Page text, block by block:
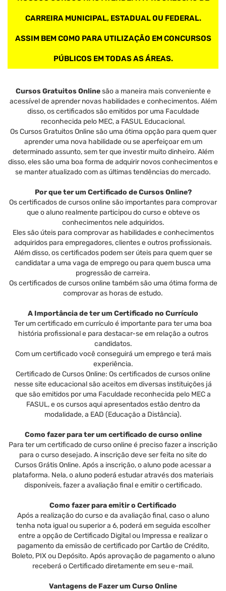
CARREIRA MUNICIPAL, ESTADUAL OU FEDERAL.
ASSIM BEM COMO PARA UTILIZAÇÃO EM CONCURSOS
PÚBLICOS EM TODAS AS ÁREAS.
Cursos Gratuitos Onlinesão a maneira mais conveniente e
acessível de aprender novas habilidades e conhecimentos. Além
disso, os certificados são emitidos por uma Faculdade
reconhecida pelo MEC, a FASUL Educacional.
Os Cursos Gratuitos Online são uma ótima opção para quem quer
aprender uma nova habilidade ou se aperfeiçoar em um
determinado assunto, sem ter que investir muito dinheiro. Além
disso, eles são uma boa forma de adquirir novos conhecimentos e
se manter atualizado com as últimas tendências do mercado.
Por que ter um Certificado de Cursos Online?
Os certificados de cursos online são importantes para comprovar
que o aluno realmente participou do curso e obteve os
conhecimentos nele adquiridos.
Eles são úteis para comprovar as habilidades e conhecimentos
adquiridos para empregadores, clientes e outros profissionais.
Além disso, os certificados podem ser úteis para quem quer se
candidatar a uma vaga de emprego ou para quem busca uma
progressão de carreira.
Os certificados de cursos online também são uma ótima forma de
comprovar as horas de estudo.
A Importância de ter um Certificado no Currículo
Ter um certificado em currículo é importante para ter uma boa
história profissional e para destacar-se em relação a outros
candidatos.
Com um certificado você conseguirá um emprego e terá mais
experiência.
Certificado de Cursos Online: Os certificados de cursos online
nesse site educacional são aceitos em diversas instituições já
que são emitidos por uma Faculdade reconhecida pelo MEC a
FASUL, e os cursos aqui apresentados estão dentro da
modalidade, a EAD (Educação a Distância).
Como fazer para ter um certificado de curso online
Para ter um certificado de curso online é preciso fazer a inscrição
para o curso desejado. A inscrição deve ser feita no site do
Cursos Grátis Online. Após a inscrição, o aluno pode acessar a
plataforma. Nela, o aluno poderá estudar através dos materiais
disponíveis, fazer a avaliação final e emitir o certificado.
Como fazer para emitir o Certificado
Após a realização do curso e da avaliação final, caso o aluno
tenha nota igual ou superior a 6, poderá em seguida escolher
entre a opção de Certificado Digital ou Impressa e realizar o
pagamento da emissão de certificado por Cartão de Crédito,
Boleto, PIX ou Depósito. Após aprovação de pagamento o aluno
receberá o Certificado diretamente em seu e-mail.
Vantagens de Fazer um Curso Online